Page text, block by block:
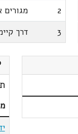
2
מגורים
3
דרך